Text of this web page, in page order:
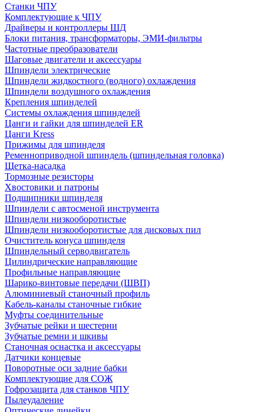
Станки ЧПУ
Комплектующие к ЧПУ
Драйверы и контроллеры ШД
Блоки питания, трансформаторы, ЭМИ-фильтры
Частотные преобразователи
Шаговые двигатели и аксессуары
Шпиндели электрические
Шпиндели жидкостного (водного) охлаждения
Шпиндели воздушного охлаждения
Крепления шпинделей
Системы охлаждения шпинделей
Цанги и гайки для шпинделей ER
Цанги Kress
Прижимы для шпинделя
Ременноприводной шпиндель (шпиндельная головка)
Щетка-насадка
Тормозные резисторы
Хвостовики и патроны
Подшипники шпинделя
Шпиндели с автосменой инструмента
Шпиндели низкооборотистые
Шпиндели низкооборотистые для дисковых пил
Очиститель конуса шпинделя
Шпиндельный серводвигатель
Цилиндрические направляющие
Профильные направляющие
Шарико-винтовые передачи (ШВП)
Алюминиевый станочный профиль
Кабель-каналы станочные гибкие
Муфты соединительные
Зубчатые рейки и шестерни
Зубчатые ремни и шкивы
Станочная оснастка и аксессуары
Датчики концевые
Поворотные оси задние бабки
Комплектующие для СОЖ
Гофрозащита для станков ЧПУ
Пылеудаление